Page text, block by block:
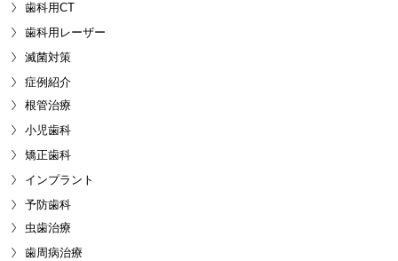
歯科用CT
歯科用レーザー
滅菌対策
症例紹介
根管治療
小児歯科
矯正歯科
インプラント
予防歯科
虫歯治療
歯周病治療